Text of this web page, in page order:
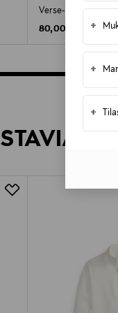
+
+
+
Verse-pikeepaita
Original Price
80,00 €